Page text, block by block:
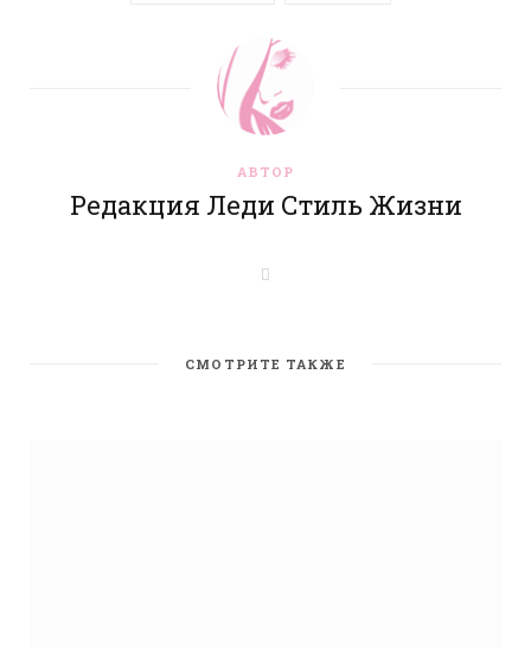
АВТОР
Редакция Леди Стиль Жизни
e
СМОТРИТЕ ТАКЖЕ